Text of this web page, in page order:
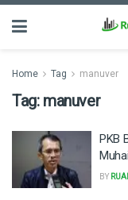
Home Tag manuver
Tag: manuver
PKB
BY